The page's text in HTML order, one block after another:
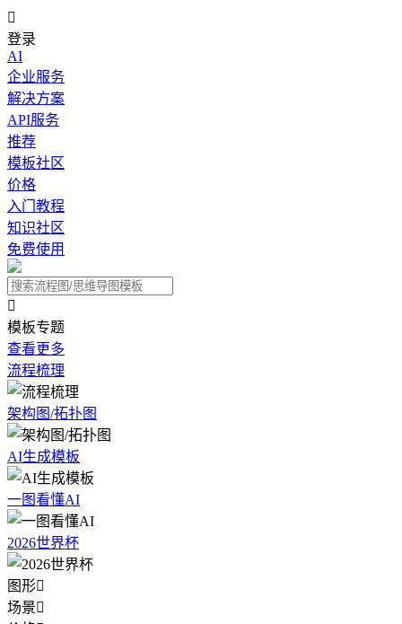

登录
AI
企业服务
解决方案
API服务
推荐
模板社区
价格
入门教程
知识社区
免费使用

模板专题
查看更多
流程梳理
架构图/拓扑图
AI生成模板
一图看懂AI
2026世界杯
图形
场景